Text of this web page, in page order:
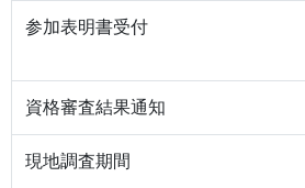
参加表明書受付
資格審査結果通知
現地調査期間